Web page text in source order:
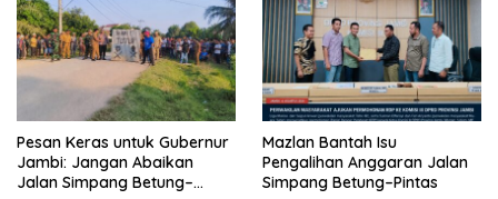
Pesan Keras untuk Gubernur
Jambi: Jangan Abaikan
Jalan Simpang Betung–
Mazlan Bantah Isu
Pengalihan Anggaran Jalan
Simpang Betung–Pintas